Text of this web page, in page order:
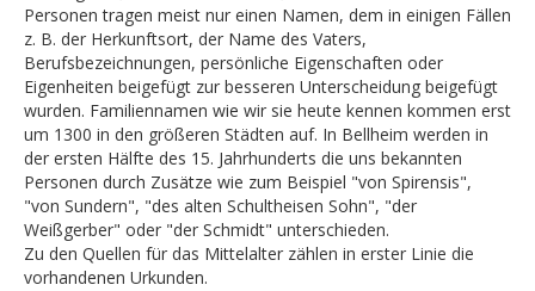
Auswanderung
Genealogie
Publikationen
Queichlinie
Stempel
KONTAKT
Personen tragen meist nur einen Namen, dem in einigen Fällen
z. B. der Herkunftsort, der Name des Vaters,
Berufsbezeichnungen, persönliche Eigenschaften oder
Eigenheiten beigefügt zur besseren Unterscheidung beigefügt
wurden. Familiennamen wie wir sie heute kennen kommen erst
um 1300 in den größeren Städten auf. In Bellheim werden in
der ersten Hälfte des 15. Jahrhunderts die uns bekannten
Personen durch Zusätze wie zum Beispiel "von Spirensis",
"von Sundern", "des alten Schultheisen Sohn", "der
Weißgerber" oder "der Schmidt" unterschieden.
Zu den Quellen für das Mittelalter zählen in erster Linie die
vorhandenen Urkunden.